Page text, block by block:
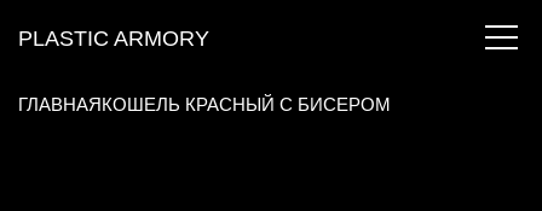
PLASTIC ARMORY
ГЛАВНАЯКОШЕЛЬ КРАСНЫЙ С БИСЕРОМ